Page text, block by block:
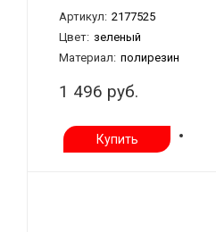
Артикул: 2177525
Цвет: зеленый
Материал: полирезин
1 496 руб.
Купить